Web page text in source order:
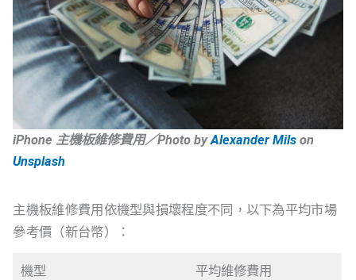
iPhone 主機板維修費用／Photo byAlexander Mils on
Unsplash
主機板維修費用依機型與損壞程度不同，以下為平均市場
參考價（新台幣）：
機型 平均維修費用